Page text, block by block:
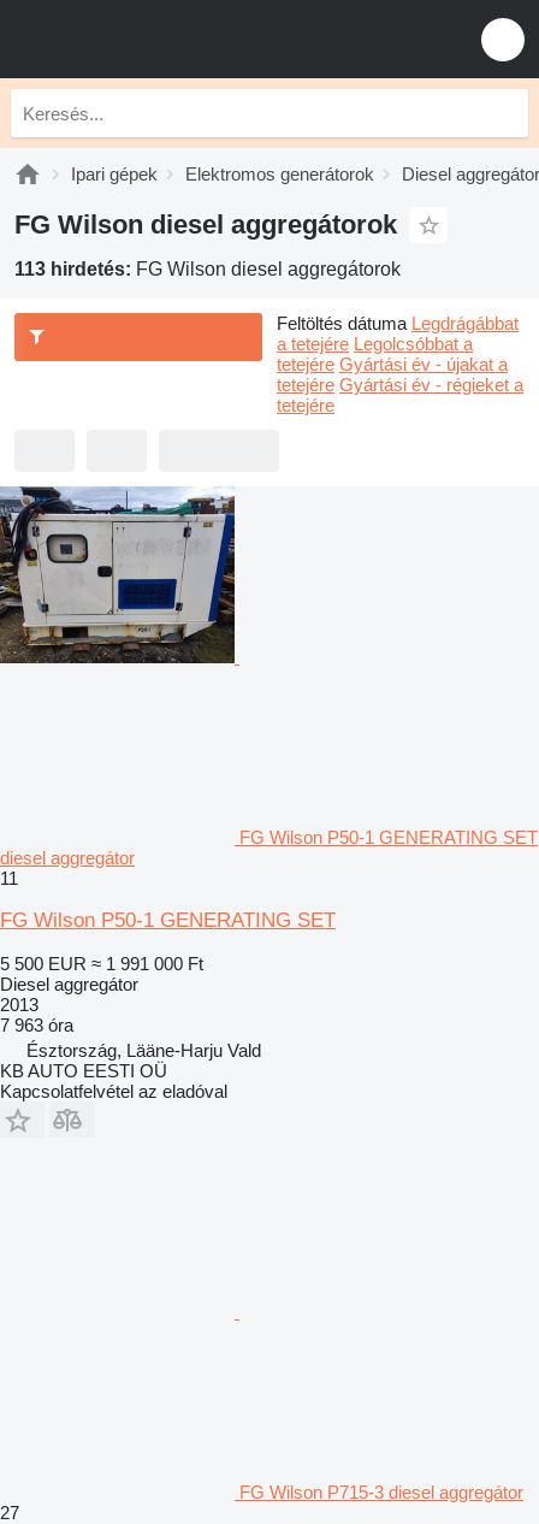
Ipari gépek Elektromos generátorok Diesel
FG Wilson diesel aggregátorok
113 hirdetés: FG Wilson diesel aggregátorok
Feltöltés dátuma Legdrágábbat
a tetejére Legolcsóbbat a
tetejére Gyártási év - újakat a
tetejére Gyártási év - régieket a
tetejére
FG Wilson P50-1 GENERATING SET
diesel aggregátor
11
FG Wilson P50-1 GENERATING SET
5 500 EUR ≈ 1 991 000 Ft
Diesel aggregátor
2013
7 963 óra
Észtország, Lääne-Harju Vald
KB AUTO EESTI OÜ
Kapcsolatfelvétel az eladóval
FG Wilson P715-3 diesel aggregátor
27